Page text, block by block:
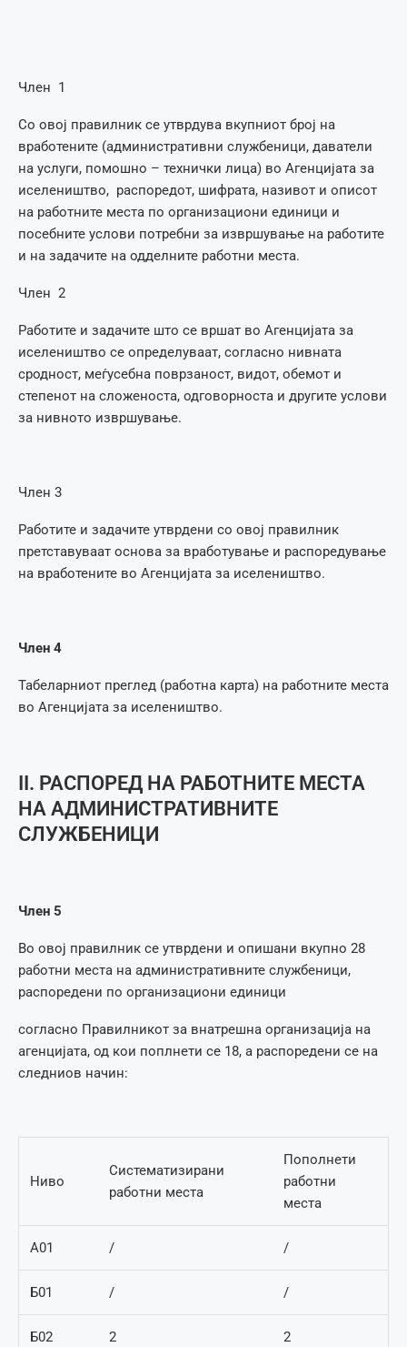
Член 1
Со овој правилник се утврдува вкупниот број на
вработените (административни службеници, даватели
на услуги, помошно – технички лица) во Агенцијата за
иселеништво, распоредот, шифрата, називот и описот
на работните места по организациони единици и
посебните услови потребни за извршување на работите
и на задачите на одделните работни места.
Член 2
Работите и задачите што се вршат во Агенцијата за
иселеништво се определуваат, согласно нивната
сродност, меѓусебна поврзаност, видот, обемот и
степенот на сложеноста, одговорноста и другите услови
за нивното извршување.
Член 3
Работите и задачите утврдени со овој правилник
претставуваат основа за вработување и распоредување
на вработените во Агенцијата за иселеништво.
Член 4
Табеларниот преглед (работна карта) на работните места
во Агенцијата за иселеништво.
II. РАСПОРЕД НА РАБОТНИТЕ МЕСТА
НА АДМИНИСТРАТИВНИТЕ
СЛУЖБЕНИЦИ
Член 5
Во овој правилник се утврдени и опишани вкупно 28
работни места на административните службеници,
распоредени по организациони единици
согласно Правилникот за внатрешна организација на
агенцијата, од кои поплнети се 18, а распоредени се на
следниов начин:
Ниво
Систематизирани
работни места
Пополнети
работни
места
А01 / /
Б01 / /
Б02 2 2